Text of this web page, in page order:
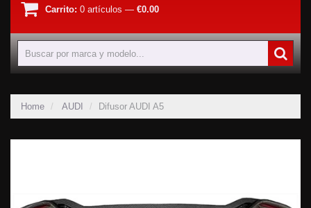
Carrito: 0 artículos — €0.00
Home AUDI Difusor AUDI A5